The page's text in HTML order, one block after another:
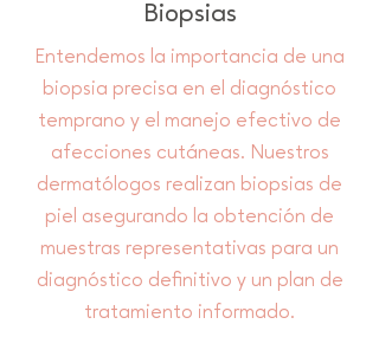
Biopsias
Entendemos la importancia de una
biopsia precisa en el diagnóstico
temprano y el manejo efectivo de
afecciones cutáneas. Nuestros
dermatólogos realizan biopsias de
piel asegurando la obtención de
muestras representativas para un
diagnóstico definitivo y un plan de
tratamiento informado.